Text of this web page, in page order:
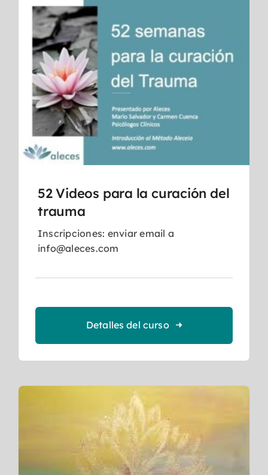
52 Videos para la curación del
trauma
Inscripciones: enviar email a
info@aleces.com
Detalles del curso